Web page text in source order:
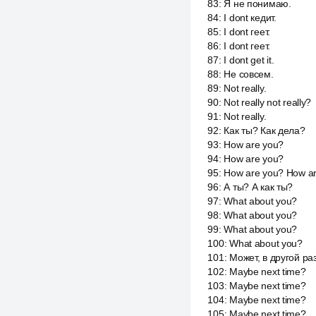
83: Я не понимаю.
84: I dont кедит.
85: I dont геет.
86: I dont геет.
87: I dont get it.
88: Не совсем.
89: Not really.
90: Not really not really?
91 : Not really.
92: Как ты? Как дела?
93: How are you?
94: How are you?
95: How are you? How
96:А ты? А как ты?
97:What about you?
98:What about you?
99:What about you?
100:What about you?
101 : Может, в другой
102: Maybe next time?
103: Maybe next time?
104: Maybe next time?